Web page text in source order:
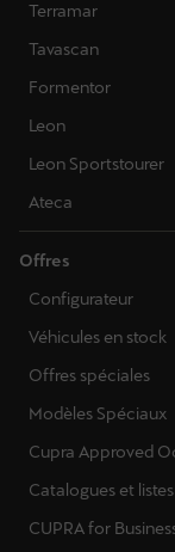
Terramar
Tavascan
Formentor
Leon
Leon Sportstourer
Ateca
Offres
Configurateur
Véhicules en stock
Offres spéciales
Modèles Spéciaux
Cupra Approved
Catalogues et
CUPRA for